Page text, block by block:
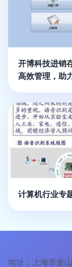
开博科技进销
高效管理，助
计算机行业专
地址：上海市金